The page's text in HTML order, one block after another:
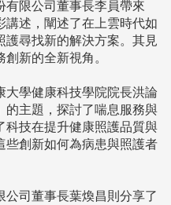
限公司董事長李員帶來
講述，闡述了在上雲時代如
尋找新的解決方案。其見
新的全新視角。
學健康科技學院院長洪論
的主題，探討了喘息服務與
科技在提升健康照護品質與
些創新如何為病患與照護者
司董事長葉煥昌則分享了